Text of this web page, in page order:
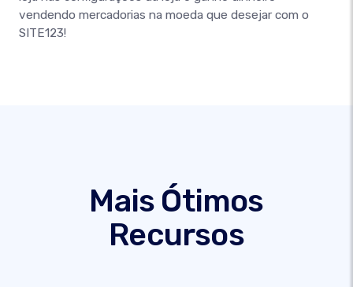
vendendo mercadorias na moeda que desejar com o
SITE123!
Mais Ótimos
Recursos